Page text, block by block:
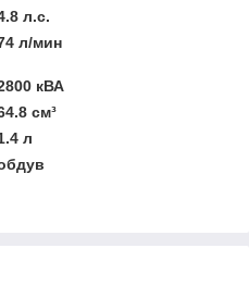
л.с.
л/мин
кВА
см³
л